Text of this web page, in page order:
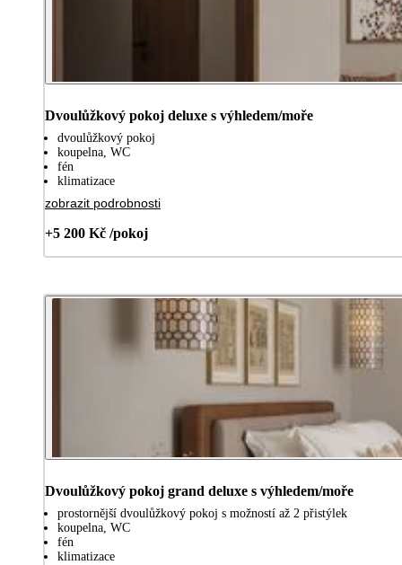
Dvoulůžkový pokoj deluxe s výhledem/moře
dvoulůžkový pokoj
koupelna, WC
fén
klimatizace
zobrazit podrobnosti
+5 200 Kč /pokoj
Dvoulůžkový pokoj grand deluxe s výhledem/moře
prostornější dvoulůžkový pokoj s možností až 2 přistýlek
koupelna, WC
fén
klimatizace